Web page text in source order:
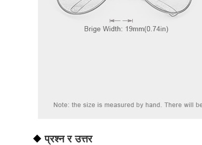
प्रश्न र उत्तर